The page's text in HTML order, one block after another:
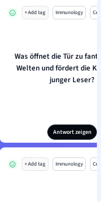
+ Add tag Immunology
Was öffnet die Tür zu
Welten und fördert die
junger Leser?
Antwort zeigen
+ Add tag Immunology